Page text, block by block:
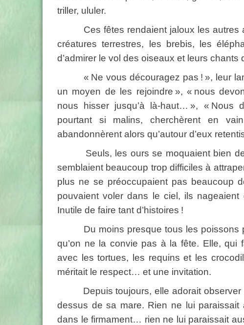
triller, ululer.
Ces fêtes rendaient jaloux les autres
créatures terrestres, les brebis, les
d’admirer le vol des oiseaux et leurs chants
« Ne vous découragez pas ! », leur
un moyen de les rejoindre », « nous
nous hisser jusqu’à là-haut… », « Nous
pourtant si malins, cherchèrent en
abandonnèrent alors qu’autour d’eux
Seuls, les ours se moquaient bien de
semblaient beaucoup trop difficiles à
plus ne se préoccupaient pas beaucoup
pouvaient voler dans le ciel, ils
Inutile de faire tant d’histoires !
Du moins presque tous les poissons
qu’on ne la convie pas à la fête. Elle,
avec les tortues, les requins et les
méritait le respect… et une invitation.
Depuis toujours, elle adorait observer
dessus de sa mare. Rien ne lui paraissait
dans le firmament… rien ne lui paraissait